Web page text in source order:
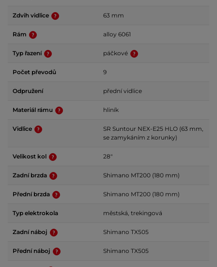
Zdvih vidlice 63 mm
Rám alloy 6061
Typ řazení páčkové
Počet převodů 9
Odpružení přední vidlice
Materiál rámu hliník
Vidlice
SR Suntour NEX-E25 HLO (63 mm,
se zamykáním z korunky)
Velikost kol 28"
Zadní brzda Shimano MT200 (180 mm)
Přední brzda Shimano MT200 (180 mm)
Typ elektrokola městská, trekingová
Zadní náboj Shimano TX505
Přední náboj Shimano TX505